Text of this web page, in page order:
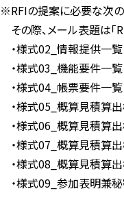
※RFIの提案に必要な次の
その際、メール表題は「
・様式02_情報提供一覧
・様式03_機能要件一覧
・様式04_帳票要件一覧
・様式05_概算見積算
・様式06_概算見積算出
・様式07_概算見積算出
・様式08_概算見積算出
・様式09_参加表明兼